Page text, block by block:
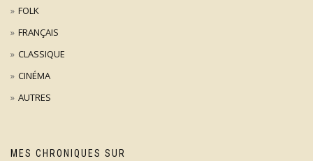
FOLK
FRANÇAIS
CLASSIQUE
CINÉMA
AUTRES
MES CHRONIQUES SUR